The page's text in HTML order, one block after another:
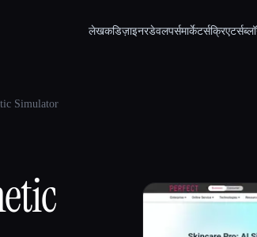
लेखकडिज़ाइनरडेवलपर्समार्केटर्सक्रिएटर्स
Simulator